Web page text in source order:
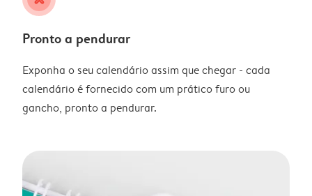
Pronto a pendurar
Exponha o seu calendário assim que chegar - cada
calendário é fornecido com um prático furo ou
gancho, pronto a pendurar.